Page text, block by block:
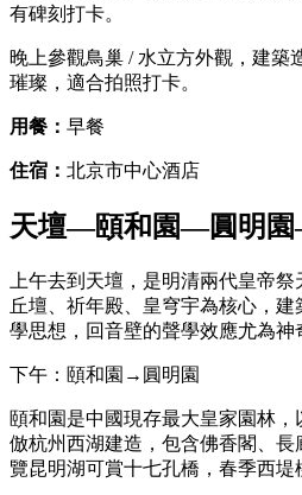
有碑刻打卡。
晚上參觀鳥巢 / 水立方外觀，建築
璀璨，適合拍照打卡。
用餐： 早餐
住宿： 北京市中心酒店
天壇—頤和園—圓明園
上午去到天壇，是明清兩代皇帝
丘壇、祈年殿、皇穹宇為核心，建
學思想，回音壁的聲學效應尤為神
下午：頤和園→圓明園
頤和園是中國現存最大皇家園林，
倣杭州西湖建造，包含佛香閣、
覽昆明湖可賞十七孔橋，春季西堤